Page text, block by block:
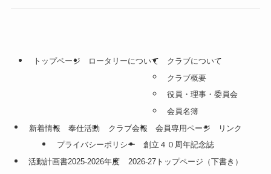
トップページ ロータリーについて
クラブについて
クラブ概要
役員・理事・委員会
会員名簿
新着情報
奉仕活動 クラブ会報 会員専用ページ
リンク
プライバシーポリシー
創立４０周年記念誌
活動計画書2025-2026年度
2026-27トップページ（下書き）